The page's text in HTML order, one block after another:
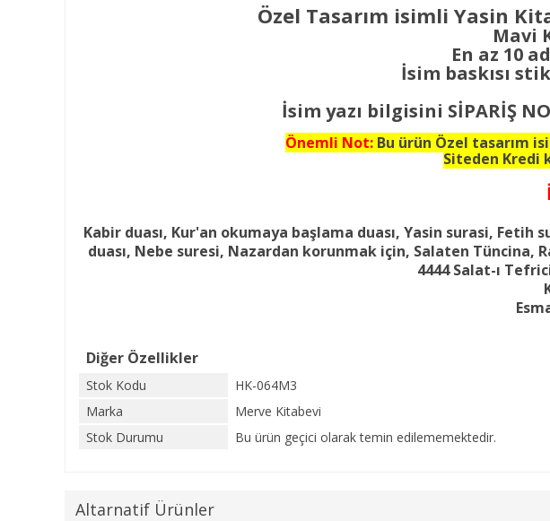
Özel Tasarım isimli Yasin
Mavi
En az 10
İsim baskısı
İsim yazı bilgisini SİPARİŞ
Önemli Not: Bu ürün Özel tasarım
Siteden Kredi
Kabir duası, Kur'an okumaya başlama duası, Yasin surasi,
duası, Nebe suresi, Nazardan korunmak için, Salaten Tüncina,
4444 Salat-ı
Diğer Özellikler
Stok Kodu
HK-064M3
Marka
Merve Kitabevi
Stok Durumu
Bu ürün geçici olarak temin edilememektedir.
Altarnatif Ürünler